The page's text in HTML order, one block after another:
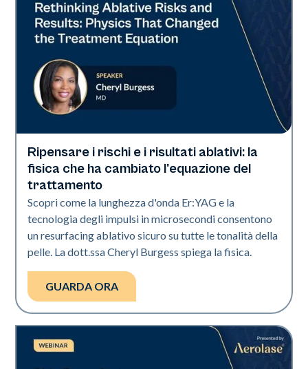
Era Elite
Ripensare i rischi e i risultati ablativi: la
fisica che ha cambiato l'equazione del
trattamento
Scopri come la lunghezza d'onda Er:YAG e la
tecnologia degli impulsi in microsecondi consentono
un resurfacing ablativo sicuro su tutte le tonalità della
pelle. La dott.ssa Cheryl Burgess spiega la fisica.
GUARDA ORA